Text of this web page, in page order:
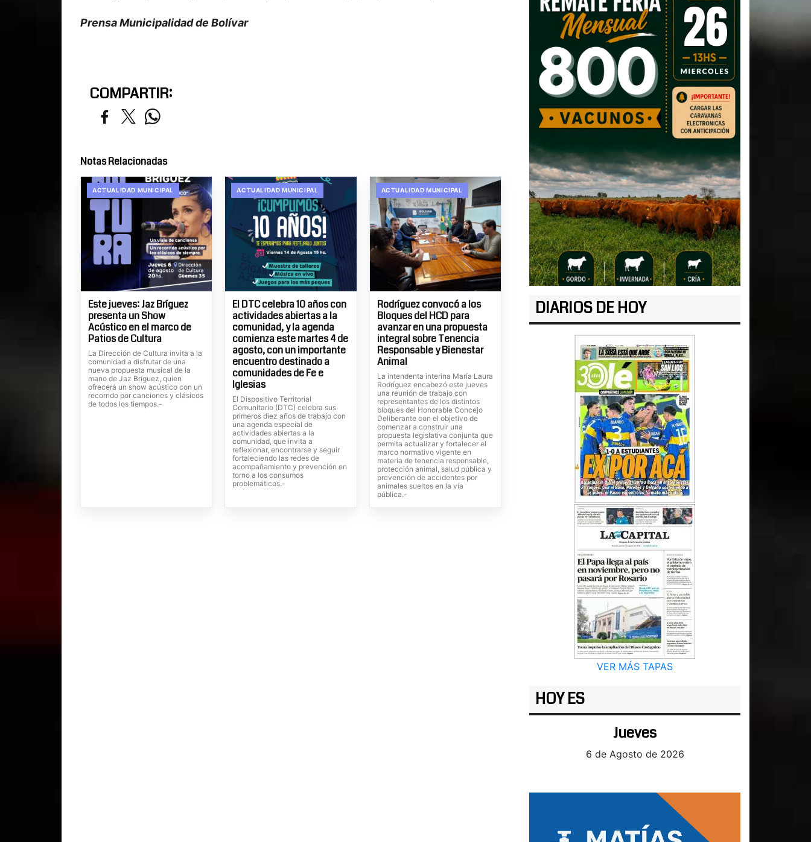
Prensa Municipalidad de Bolívar
COMPARTIR:
Notas Relacionadas
ACTUALIDAD MUNICIPAL
Este jueves: Jaz Bríguez
presenta un Show
Acústico en el marco de
Patios de Cultura
La Dirección de Cultura invita a la
comunidad a disfrutar de una
nueva propuesta musical de la
mano de Jaz Bríguez, quien
ofrecerá un show acústico con un
recorrido por canciones y clásicos
de todos los tiempos.-
ACTUALIDAD MUNICIPAL
El DTC celebra 10 años con
actividades abiertas a la
comunidad, y la agenda
comienza este martes 4 de
agosto, con un importante
encuentro destinado a
comunidades de Fe e
Iglesias
El Dispositivo Territorial
Comunitario (DTC) celebra sus
primeros diez años de trabajo con
una agenda especial de
actividades abiertas a la
comunidad, que invita a
reflexionar, encontrarse y seguir
fortaleciendo las redes de
acompañamiento y prevención en
torno a los consumos
problemáticos.-
ACTUALIDAD MUNICIPAL
Rodríguez convocó a los
Bloques del HCD para
avanzar en una propuesta
integral sobre Tenencia
Responsable y Bienestar
Animal
La intendenta interina María Laura
Rodríguez encabezó este jueves
una reunión de trabajo con
representantes de los distintos
bloques del Honorable Concejo
Deliberante con el objetivo de
comenzar a construir una
propuesta legislativa conjunta que
permita actualizar y fortalecer el
marco normativo vigente en
materia de tenencia responsable,
protección animal, salud pública y
prevención de accidentes por
animales sueltos en la vía
pública.-
DIARIOS DE HOY
VER MÁS TAPAS
HOY ES
Jueves
6 de Agosto de 2026